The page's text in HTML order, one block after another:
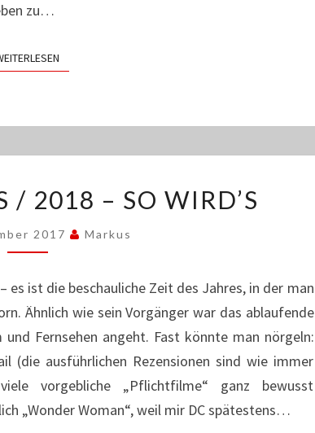
zu…
–
WAR’S
2018
–
SO
WIRD’S
/ 2018 – SO WIRD’S
2017 Markus
es ist die beschauliche Zeit des Jahres, in der man
Ähnlich wie sein Vorgänger war das ablaufende
Fernsehen angeht. Fast könnte man nörgeln:
(die ausführlichen Rezensionen sind wie immer
vorgebliche „Pflichtfilme“ ganz bewusst
„Wonder Woman“, weil mir DC spätestens…